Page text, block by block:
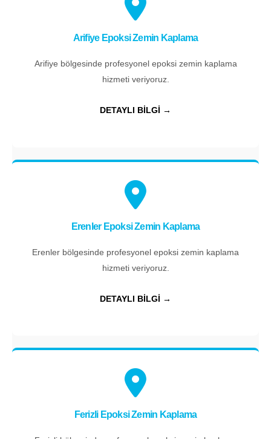
Arifiye Epoksi Zemin Kaplama
Arifiye bölgesinde profesyonel epoksi zemin kaplama
hizmeti veriyoruz.
DETAYLI BİLGİ →
Erenler Epoksi Zemin Kaplama
Erenler bölgesinde profesyonel epoksi zemin kaplama
hizmeti veriyoruz.
DETAYLI BİLGİ →
Ferizli Epoksi Zemin Kaplama